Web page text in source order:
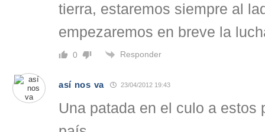
tierra, estaremos siempre al
empezaremos en breve la
0 Responder
así nos va 23/04/2012 19:43
Una patada en el culo a estos